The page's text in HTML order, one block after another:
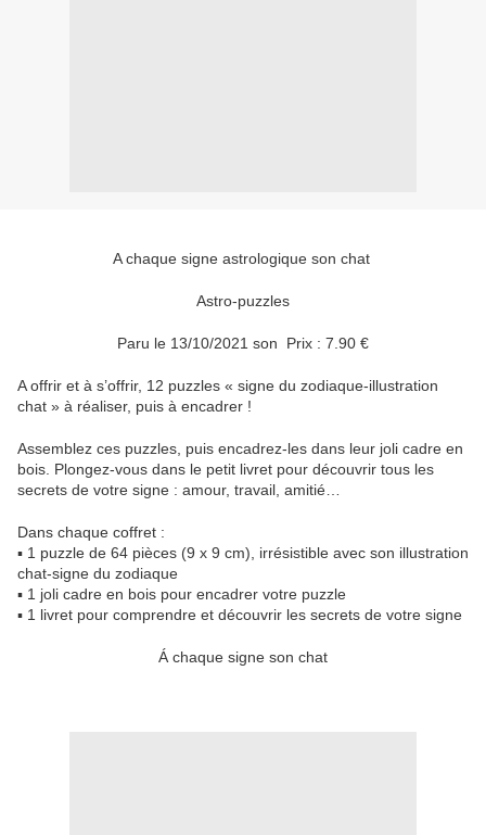
A chaque signe astrologique son chat
Astro-puzzles
Paru le 13/10/2021 son Prix : 7.90 €
A offrir et à s’offrir, 12 puzzles « signe du zodiaque-illustration
chat » à réaliser, puis à encadrer !
Assemblez ces puzzles, puis encadrez-les dans leur joli cadre en
bois. Plongez-vous dans le petit livret pour découvrir tous les
secrets de votre signe : amour, travail, amitié…
Dans chaque coffret :
▪ 1 puzzle de 64 pièces (9 x 9 cm), irrésistible avec son illustration
chat-signe du zodiaque
▪ 1 joli cadre en bois pour encadrer votre puzzle
▪ 1 livret pour comprendre et découvrir les secrets de votre signe
Á chaque signe son chat